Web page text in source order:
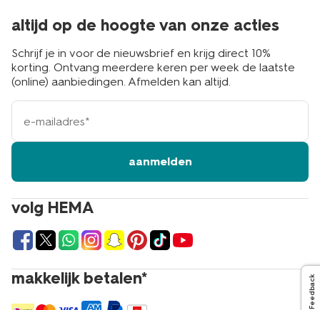
volg HEMA
makkelijk betalen*
altijd op de hoogte van onze acties
Schrijf je in voor de nieuwsbrief en krijg direct 10%
korting. Ontvang meerdere keren per week de laatste
(online) aanbiedingen. Afmelden kan altijd.
e-
mailadres
aanmelden
Feedback